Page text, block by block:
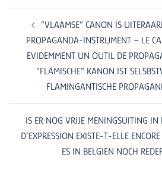
new new new
Post
navigation“VLAAMSE” CANON IS
PROPAGANDA-INSTRUMENT – LE
EVIDEMMENT UN OUTIL DE
“FLÄMISCHE” KANON IST
FLAMINGANTISCHE
IS ER NOG VRIJE MENINGSUITING IN
D’EXPRESSION EXISTE-T-ELLE
ES IN BELGIEN NOCH